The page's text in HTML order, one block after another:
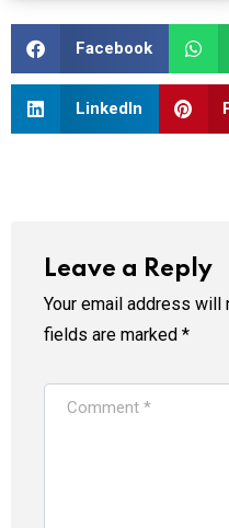
Facebook
LinkedIn
Leave a Reply
Your email address will
fields are marked *